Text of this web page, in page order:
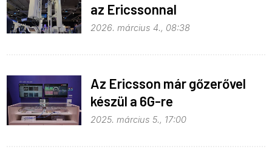
az Ericssonnal
2026. március 4., 08:38
Az Ericsson már gőzerővel
készül a 6G-re
2025. március 5., 17:00